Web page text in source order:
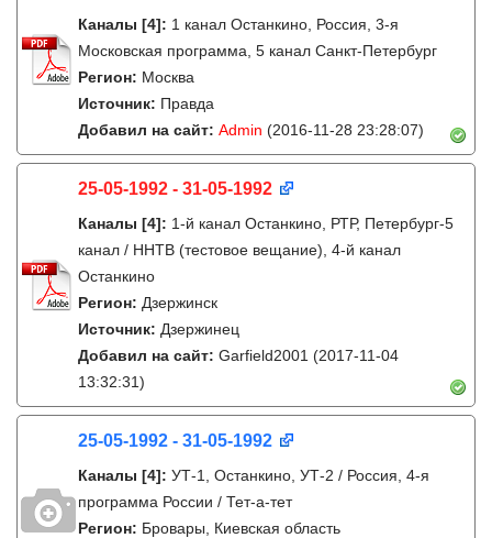
Каналы [4]: 1 канал Останкино, Россия, 3-я
Московская программа, 5 канал Санкт-Петербург
Регион: Москва
Источник: Правда
Добавил на сайт: Admin (2016-11-28 23:28:07)
25-05-1992 - 31-05-1992
Каналы [4]: 1-й канал Останкино, РТР, Петербург-5
канал / ННТВ (тестовое вещание), 4-й канал
Останкино
Регион: Дзержинск
Источник: Дзержинец
Добавил на сайт: Garfield2001 (2017-11-04
13:32:31)
25-05-1992 - 31-05-1992
Каналы [4]: УТ-1, Останкино, УТ-2 / Россия, 4-я
программа России / Тет-а-тет
Регион: Бровары, Киевская область